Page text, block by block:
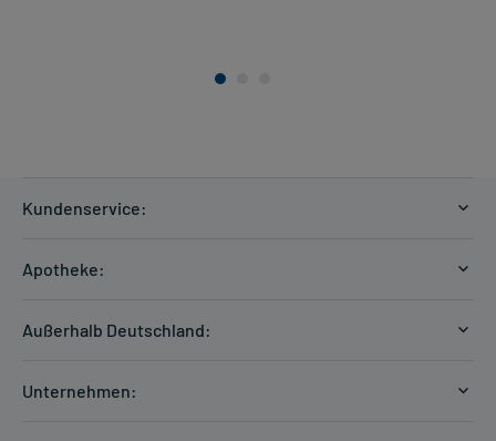
Kundenservice:
Zahlungsarten
Hilfe
Apotheke:
Außerhalb Deutschland:
Unternehmen: